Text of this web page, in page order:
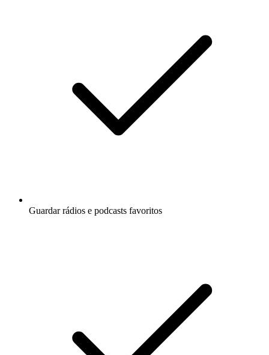
Guardar rádios e podcasts favoritos